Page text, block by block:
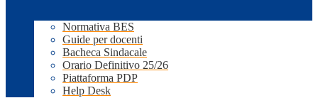
Normativa BES
Guide per docenti
Bacheca Sindacale
Orario Definitivo 25/26
Piattaforma PDP
Help Desk